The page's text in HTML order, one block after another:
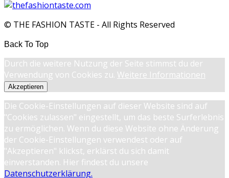
© THE FASHION TASTE - All Rights Reserved
Back To Top
Durch die weitere Nutzung der Seite stimmst du der
Verwendung von Cookies zu. Weitere Informationen
Akzeptieren
Die Cookie-Einstellungen auf dieser Website sind auf
"Cookies zulassen" eingestellt, um das beste Surferlebnis
zu ermöglichen. Wenn du diese Website ohne Änderung
der Cookie-Einstellungen verwendest oder auf
"Akzeptieren" klickst, erklärst du sich damit
einverstanden. Hier findest du unsere
Datenschutzerklärung.